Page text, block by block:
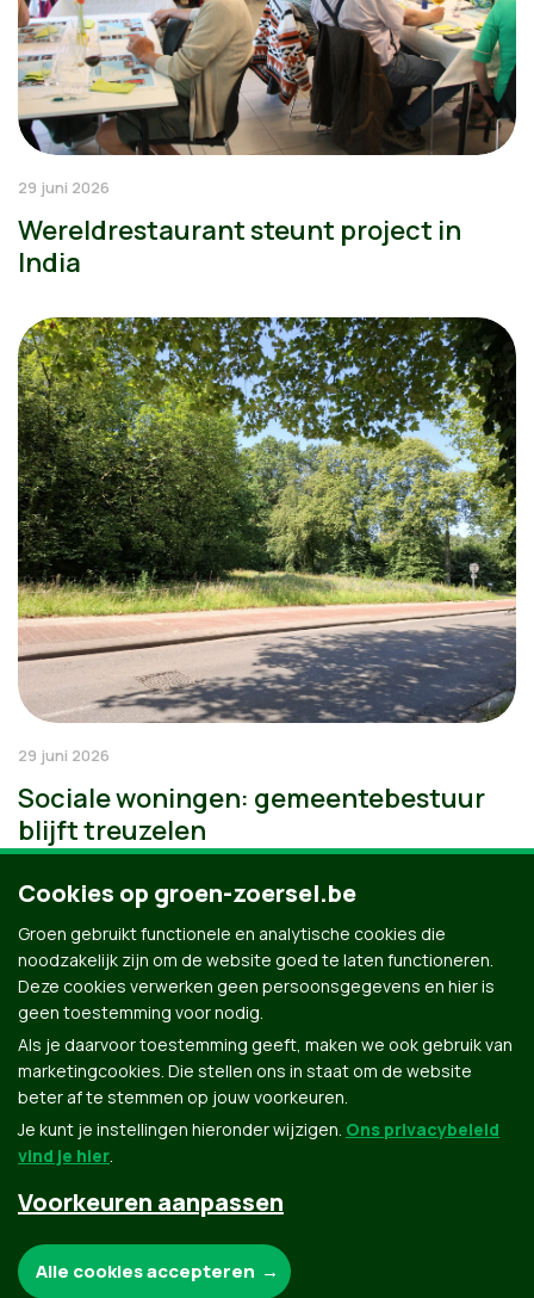
29 juni 2026
Wereldrestaurant steunt project in
India
29 juni 2026
Sociale woningen: gemeentebestuur
blijft treuzelen
Groen.be
Cookies op groen-zoersel.be
Groen gebruikt functionele en analytische cookies die
noodzakelijk zijn om de website goed te laten functioneren.
Deze cookies verwerken geen persoonsgegevens en hier is
geen toestemming voor nodig.
Als je daarvoor toestemming geeft, maken we ook gebruik van
marketingcookies. Die stellen ons in staat om de website
beter af te stemmen op jouw voorkeuren.
Je kunt je instellingen hieronder wijzigen. Ons privacybeleid
vind je hier.
Voorkeuren aanpassen
Alle cookies accepteren